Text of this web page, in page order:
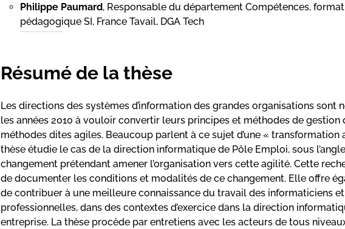
Philippe Paumard, Responsable du département Compétences,
pédagogique SI, France Tavail, DGA Tech
Résumé de la thèse
Les directions des systèmes d’information des grandes organisations sont
les années 2010 à vouloir convertir leurs principes et méthodes de gestion
méthodes dites agiles. Beaucoup parlent à ce sujet d’une « transformation
thèse étudie le cas de la direction informatique de Pôle Emploi, sous
changement prétendant amener l’organisation vers cette agilité. Cette
de documenter les conditions et modalités de ce changement. Elle offre
de contribuer à une meilleure connaissance du travail des informaticiens
professionnelles, dans des contextes d’exercice dans la direction
entreprise. La thèse procède par entretiens avec les acteurs de tous